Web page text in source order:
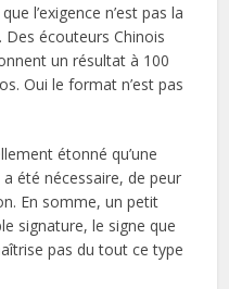
l’exigence n’est pas la
écouteurs Chinois
un résultat à 100
Oui le format n’est pas
étonné qu’une
été nécessaire, de peur
En somme, un petit
signature, le signe que
pas du tout ce type